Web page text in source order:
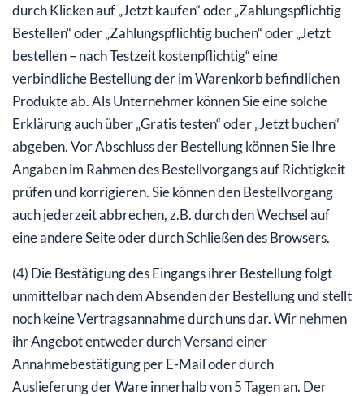
durch Klicken auf „Jetzt kaufen“ oder „Zahlungspflichtig
Bestellen“ oder „Zahlungspflichtig buchen“ oder „Jetzt
bestellen – nach Testzeit kostenpflichtig“ eine
verbindliche Bestellung der im Warenkorb befindlichen
Produkte ab. Als Unternehmer können Sie eine solche
Erklärung auch über „Gratis testen“ oder „Jetzt buchen“
abgeben. Vor Abschluss der Bestellung können Sie Ihre
Angaben im Rahmen des Bestellvorgangs auf Richtigkeit
prüfen und korrigieren. Sie können den Bestellvorgang
auch jederzeit abbrechen, z.B. durch den Wechsel auf
eine andere Seite oder durch Schließen des Browsers.
(4) Die Bestätigung des Eingangs ihrer Bestellung folgt
unmittelbar nach dem Absenden der Bestellung und stellt
noch keine Vertragsannahme durch uns dar. Wir nehmen
ihr Angebot entweder durch Versand einer
Annahmebestätigung per E-Mail oder durch
Auslieferung der Ware innerhalb von 5 Tagen an. Der